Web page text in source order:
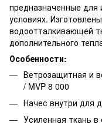
предназначенные для
условиях.
водоотталкивающей
дополнительного
Особенности:
Ветрозащитная и
/ MVP 8 000
Начес внутри для
Усиленная ткань в